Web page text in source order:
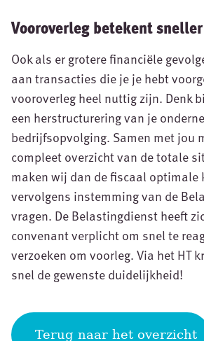
Vooroverleg betekent
Ook als er grotere financiële
aan transacties die je je hebt
vooroverleg heel nuttig zijn. Denk
een herstructurering van je
bedrijfsopvolging. Samen met jou
compleet overzicht van de totale
maken wij dan de fiscaal optimale
vervolgens instemming van de
vragen. De Belastingdienst heeft
convenant verplicht om snel te
verzoeken om voorleg. Via het HT
snel de gewenste duidelijkheid!
Terug naar het overzicht